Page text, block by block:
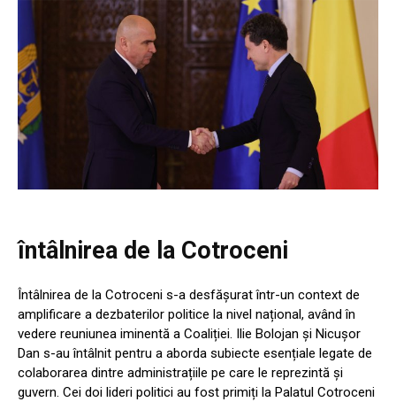
întâlnirea de la Cotroceni
Întâlnirea de la Cotroceni s-a desfășurat într-un context de
amplificare a dezbaterilor politice la nivel național, având în
vedere reuniunea iminentă a Coaliției. Ilie Bolojan și Nicușor
Dan s-au întâlnit pentru a aborda subiecte esențiale legate de
colaborarea dintre administrațiile pe care le reprezintă și
guvern. Cei doi lideri politici au fost primiți la Palatul Cotroceni